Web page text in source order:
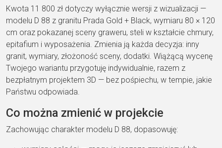
Kwota 11 800 zł dotyczy wyłącznie wersji z wizualizacji —
modelu D 88 z granitu Prada Gold + Black, wymiaru 80 × 120
cm oraz pokazanej sceny graweru, steli w kształcie chmury,
epitafium i wyposażenia. Zmienia ją każda decyzja: inny
granit, wymiary, złożoność sceny, dodatki. Wiążącą wycenę
Twojego wariantu przygotuję indywidualnie, razem z
bezpłatnym projektem 3D — bez pośpiechu, w tempie, jakie
Państwu odpowiada.
Co można zmienić w projekcie
Zachowując charakter modelu D 88, dopasowuję: